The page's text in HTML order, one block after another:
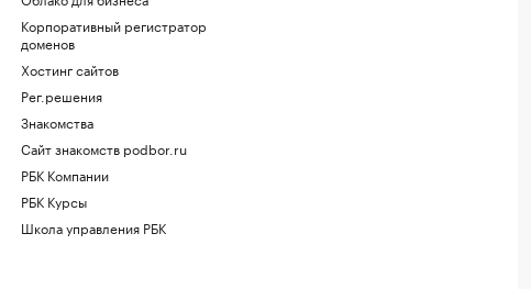
Корпоративный регистратор
доменов
Хостинг сайтов
Рег.решения
Знакомства
Сайт знакомств podbor.ru
РБК Компании
РБК Курсы
Школа управления РБК